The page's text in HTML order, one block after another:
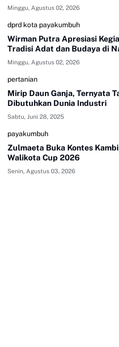
Minggu, Agustus 02, 2026
dprd kota payakumbuh
Wirman Putra Apresiasi
Tradisi Adat dan Budaya di
Minggu, Agustus 02, 2026
pertanian
Mirip Daun Ganja, Ternyata
Dibutuhkan Dunia Industri
Sabtu, Juni 28, 2025
payakumbuh
Zulmaeta Buka Kontes
Walikota Cup 2026
Senin, Agustus 03, 2026